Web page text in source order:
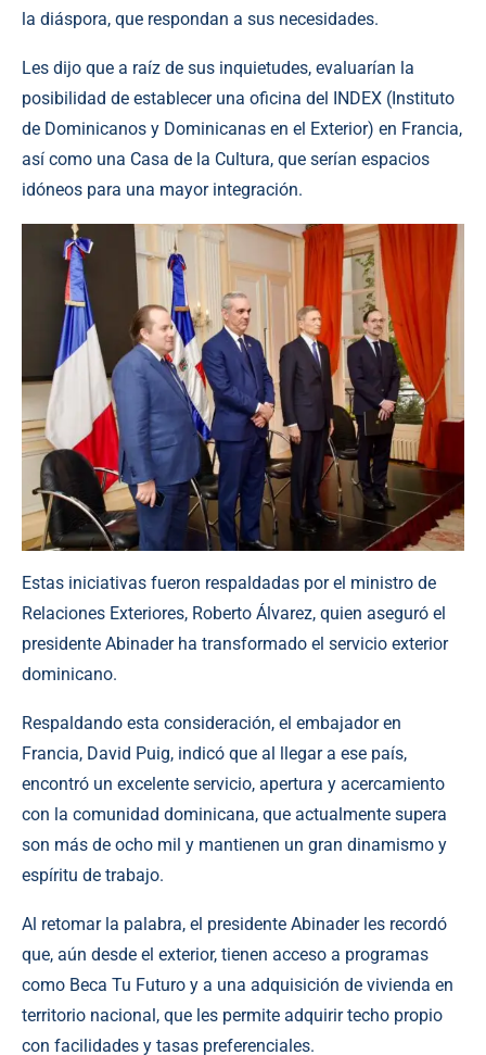
la diáspora, que respondan a sus necesidades.
Les dijo que a raíz de sus inquietudes, evaluarían la
posibilidad de establecer una oficina del INDEX (Instituto
de Dominicanos y Dominicanas en el Exterior) en Francia,
así como una Casa de la Cultura, que serían espacios
idóneos para una mayor integración.
Estas iniciativas fueron respaldadas por el ministro de
Relaciones Exteriores, Roberto Álvarez, quien aseguró el
presidente Abinader ha transformado el servicio exterior
dominicano.
Respaldando esta consideración, el embajador en
Francia, David Puig, indicó que al llegar a ese país,
encontró un excelente servicio, apertura y acercamiento
con la comunidad dominicana, que actualmente supera
son más de ocho mil y mantienen un gran dinamismo y
espíritu de trabajo.
Al retomar la palabra, el presidente Abinader les recordó
que, aún desde el exterior, tienen acceso a programas
como Beca Tu Futuro y a una adquisición de vivienda en
territorio nacional, que les permite adquirir techo propio
con facilidades y tasas preferenciales.